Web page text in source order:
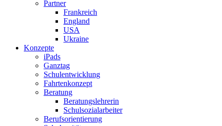
Partner
Frankreich
England
USA
Ukraine
Konzepte
iPads
Ganztag
Schulentwicklung
Fahrtenkonzept
Beratung
Beratungslehrerin
Schulsozialarbeiter
Berufsorientierung